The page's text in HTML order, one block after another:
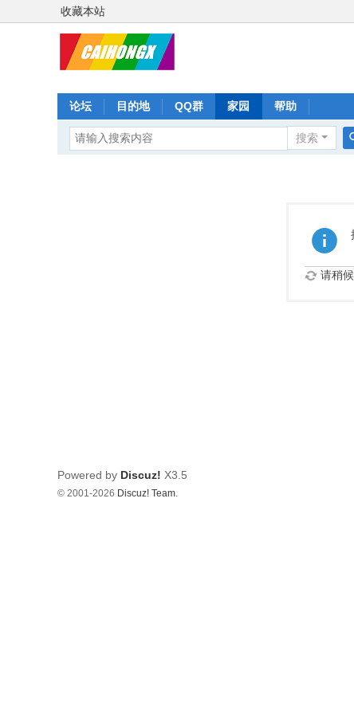
收藏本站
论坛 目的地 QQ群 家园 帮助
搜索
请稍候
Powered by Discuz! X3.5
© 2001-2026 Discuz! Team